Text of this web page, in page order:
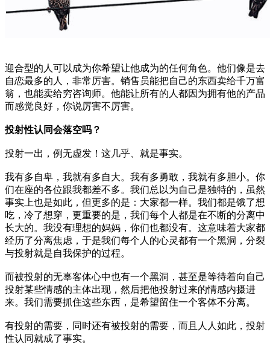
迎合型的人可以成为你希望让他成为的任何角色。他们像是去
自恋最多的人，非常厉害。销售员能把自己的东西卖给千万富
翁，也能卖给穷咨询师。他能让所有的人都因为拥有他的产品
而感觉良好，你说厉害不厉害。
投射性认同会落空吗？
投射一出，例无虚发！这几乎、就是事实。
我有多自卑，我就有多自大。我有多勇敢，我就有多胆小。你
们在座的各位跟我都差不多。我们总以为自己是独特的，虽然
事实上也是如此，但更多的是：大家都一样。我们都是饿了想
吃，冷了想穿，更重要的是，我们每个人都是在不断的分离中
长大的。我没有理想的妈妈，你们也都没有。这意味着大家都
经历了分离焦虑，于是我们每个人的心灵都有一个黑洞，分裂
与投射就是自我保护的过程。
而被投射的无辜客体心中也有一个黑洞，甚至是等待着向自己
投射某些情感的主体出现，然后把他投射过来的情感内摄进
来。我们需要抓住这些东西，是希望留住一个客体不分离。
有投射的需要，同时还有被投射的需要，而且人人如此，投射
性认同就成了事实。